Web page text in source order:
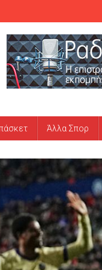
Άλλα Σπορ